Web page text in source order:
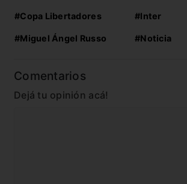
#Copa Libertadores #Inter
#Miguel Ángel Russo #Noticia
Comentarios
Dejá tu opinión acá!